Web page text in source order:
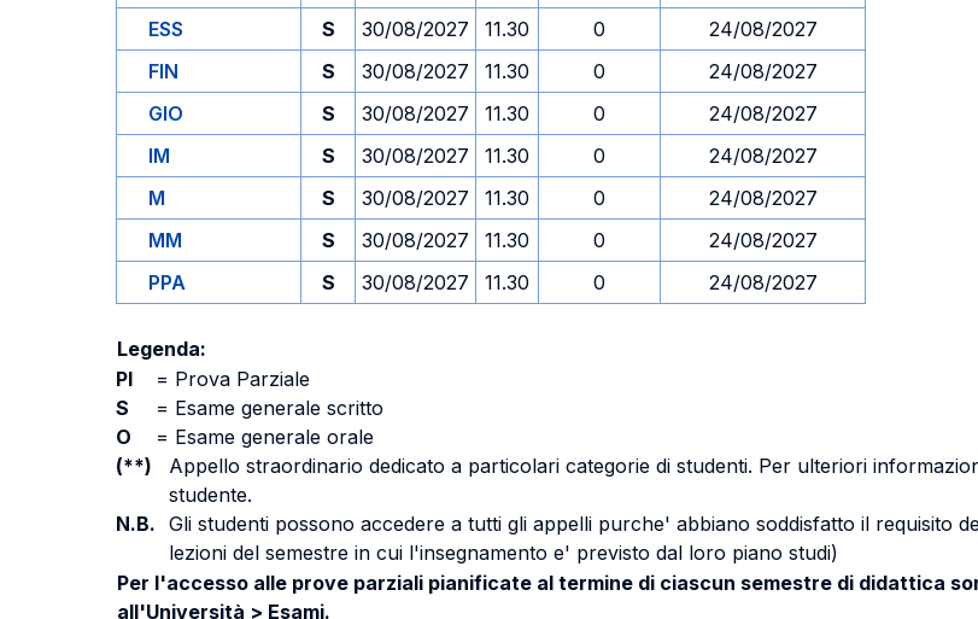
ESS
S 30/08/2027 11.30 0
24/08/2027
FIN
S 30/08/2027 11.30 0
24/08/2027
GIO
S 30/08/2027 11.30 0
24/08/2027
IM
S 30/08/2027 11.30 0
24/08/2027
M
S 30/08/2027 11.30 0
24/08/2027
MM
S 30/08/2027 11.30 0
24/08/2027
PPA
S 30/08/2027 11.30 0 24/08/2027
Legenda:
PI
= Prova Parziale
S
= Esame generale scritto
O
= Esame generale orale
(**)
Appello straordinario dedicato a particolari categorie di studenti. Per ulteriori
studente.
N.B. Gli studenti possono accedere a tutti gli appelli purche' abbiano soddisfatto il requisito
lezioni del semestre in cui l'insegnamento e' previsto dal loro piano studi)
Per l'accesso alle prove parziali pianificate al termine di ciascun semestre di didattica
all'Università > Esami.